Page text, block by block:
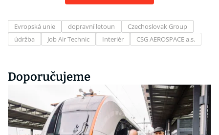
Evropská unie dopravní letoun
Czechoslovak Group
údržba
Job Air Technic Interiér CSG AEROSPACE a.s.
Doporučujeme